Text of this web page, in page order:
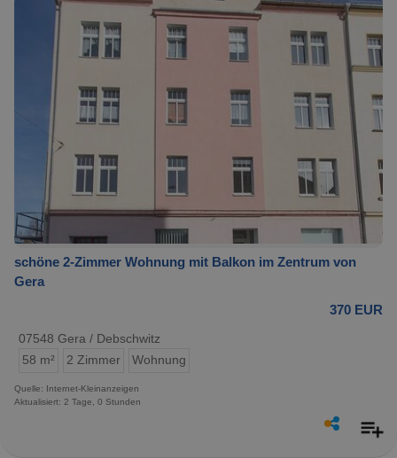
schöne 2-Zimmer Wohnung mit Balkon im Zentrum von
Gera
370 EUR
07548 Gera / Debschwitz
58 m²
2 Zimmer Wohnung
Quelle: Internet-Kleinanzeigen
Aktualisiert: 2 Tage, 0 Stunden